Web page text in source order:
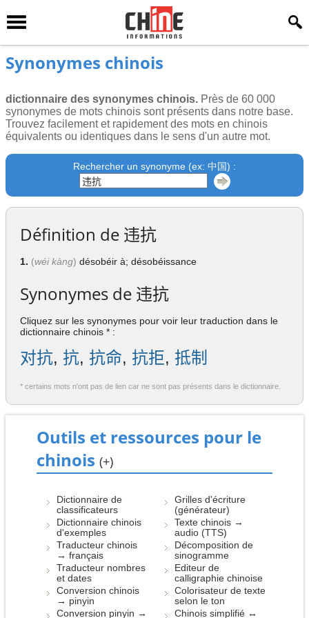
Synonymes chinois
dictionnaire des synonymes chinois. Près de 60 000
synonymes de mots chinois sont présents dans notre base.
Trouvez facilement et rapidement des mots en chinois
équivalents ou identiques dans le sens d'un autre mot.
Rechercher un synonyme (ex: 中国) :
Définition de 违抗
1. (wéi kàng) désobéir à; désobéissance
Synonymes de 违抗
Cliquez sur les synonymes pour voir leur traduction dans le
dictionnaire chinois * :
对抗, 抗, 抗命, 抗拒, 抵制
* certains mots n'ont pas de lien car ne sont pas présents dans le dictionnaire.
Outils et ressources pour le
chinois (+)
Dictionnaire de
classificateurs
Dictionnaire chinois
d'exemples
Traducteur chinois
→ français
Traducteur nombres
et dates
Conversion chinois
→ pinyin
Conversion pinyin →
Grilles d'écriture
(générateur)
Texte chinois →
audio (TTS)
Décomposition de
sinogramme
Editeur de
calligraphie chinoise
Colorisateur de texte
selon le ton
Chinois simplifié ↔